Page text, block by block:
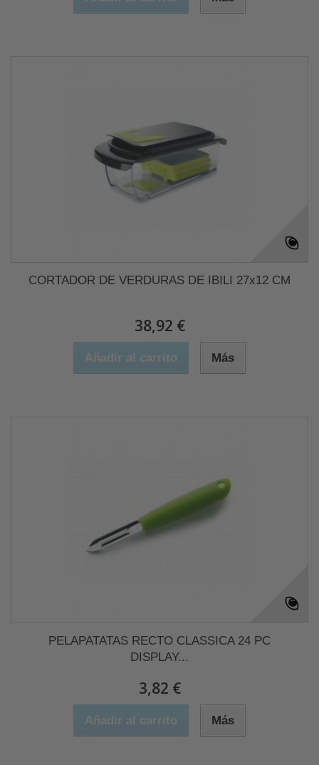
CORTADOR DE VERDURAS DE IBILI 27x12 CM
38,92 €
Añadir al carrito Más
PELAPATATAS RECTO CLASSICA 24 PC
DISPLAY...
3,82 €
Añadir al carrito Más